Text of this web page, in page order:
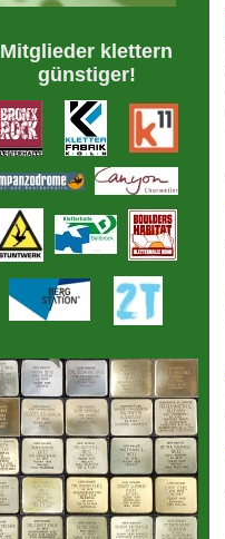
Mitglieder klettern
günstiger!